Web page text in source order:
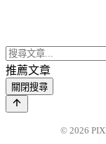
推薦文章
關閉搜尋
© 2026